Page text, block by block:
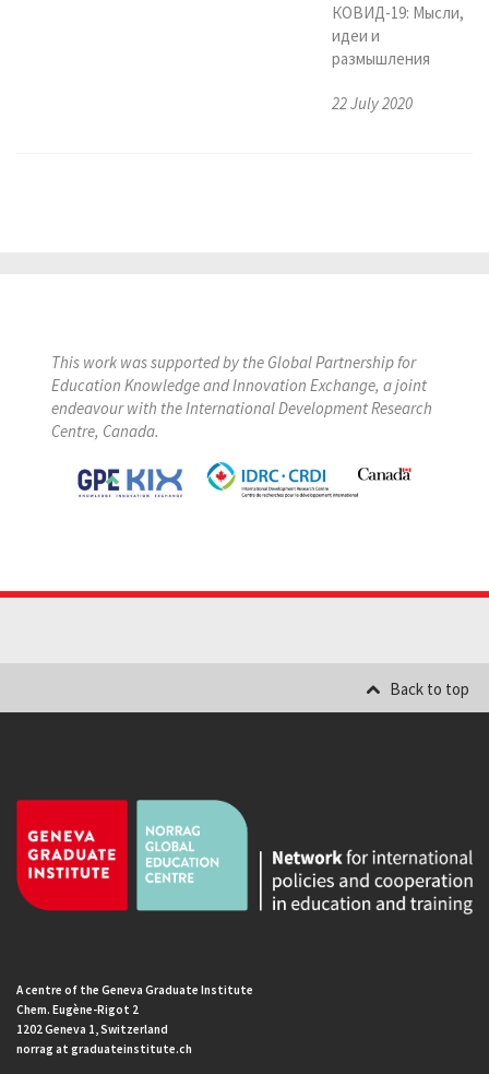
КОВИД-19: Мысли,
идеи и
размышления
22 July 2020
This work was supported by the Global Partnership for
Education Knowledge and Innovation Exchange, a joint
endeavour with the International Development Research
Centre, Canada.
Back to top
A centre of the Geneva Graduate Institute
Chem. Eugène-Rigot 2
1202 Geneva 1, Switzerland
norrag at graduateinstitute.ch